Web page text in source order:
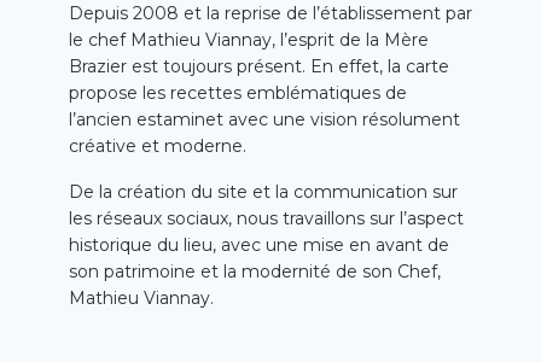
Depuis 2008 et la reprise de l’établissement par
le chef Mathieu Viannay, l’esprit de la Mère
Brazier est toujours présent. En effet, la carte
propose les recettes emblématiques de
l’ancien estaminet avec une vision résolument
créative et moderne.
De la création du site et la communication sur
les réseaux sociaux, nous travaillons sur l’aspect
historique du lieu, avec une mise en avant de
son patrimoine et la modernité de son Chef,
Mathieu Viannay.